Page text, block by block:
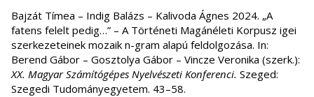
Bajzát Tímea – Indig Balázs – Kalivoda Ágnes 2024. „A
fatens felelt pedig…” – A Történeti Magánéleti Korpusz igei
szerkezeteinek mozaik n-gram alapú feldolgozása. In:
Berend Gábor – Gosztolya Gábor – Vincze Veronika (szerk.):
XX. Magyar Számítógépes Nyelvészeti Konferenci. Szeged:
Szegedi Tudományegyetem. 43–58.